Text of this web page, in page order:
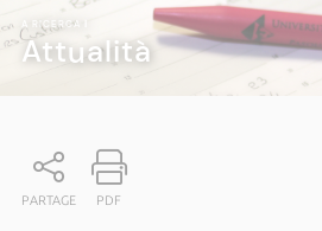
A RICERCA
Attualità
PARTAGE PDF